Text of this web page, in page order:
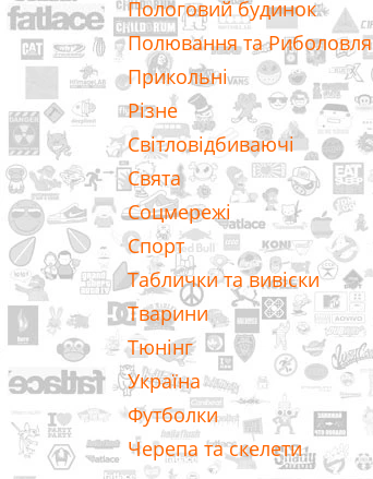
Пологовий будинок
Полювання та Риболовля
Прикольні
Різне
Світловідбиваючі
Свята
Соцмережі
Спорт
Таблички та вивіски
Тварини
Тюнінг
Україна
Футболки
Черепа та скелети